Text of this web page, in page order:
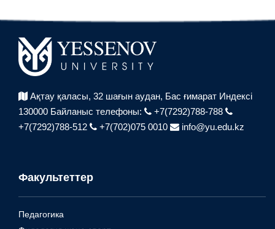
Ақтау қаласы, 32 шағын аудан, Бас ғимарат Индексі
130000 Байланыс телефоны:
+7(7292)788-788
+7(7292)788-512
+7(702)075 0010 info@yu.edu.kz
Факультеттер
Педагогика